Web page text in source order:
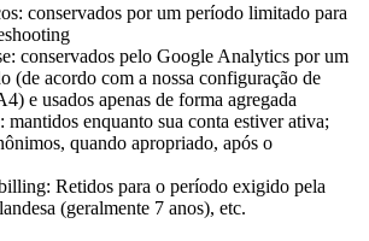
conservados por um período limitado para
conservados pelo Google Analytics por um
(de acordo com a nossa configuração de
e usados apenas de forma agregada
mantidos enquanto sua conta estiver ativa;
quando apropriado, após o
Retidos para o período exigido pela
(geralmente 7 anos), etc.